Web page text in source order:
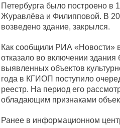
Петербурга было построено в
Журавлёва и Филипповой. В
возведено здание, закрылся.
Как сообщили РИА «Новости»
отказало во включении
выявленных объектов
года в КГИОП поступило
реестр. На период его
обладающим признаками
Ранее в информационном